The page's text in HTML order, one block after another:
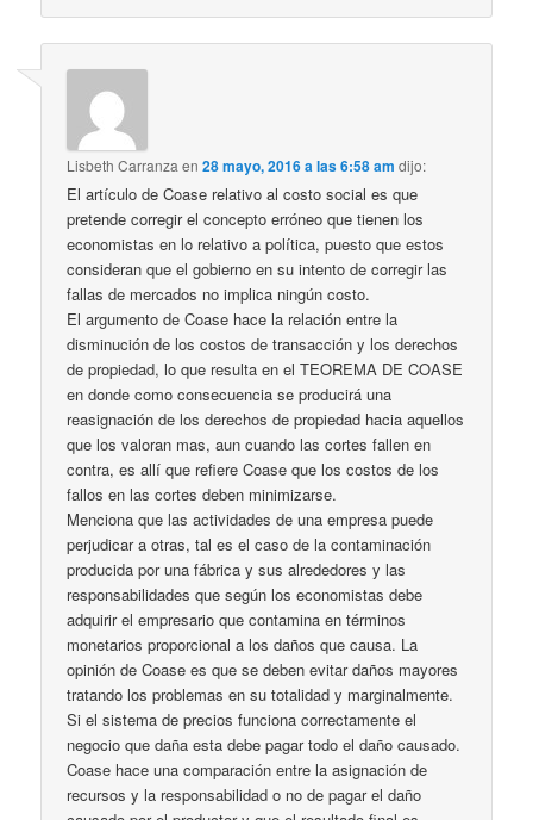
Lisbeth Carranza en28 mayo, 2016 a las 6:58 am dijo:
El artículo de Coase relativo al costo social es que
pretende corregir el concepto erróneo que tienen los
economistas en lo relativo a política, puesto que estos
consideran que el gobierno en su intento de corregir las
fallas de mercados no implica ningún costo.
El argumento de Coase hace la relación entre la
disminución de los costos de transacción y los derechos
de propiedad, lo que resulta en el TEOREMA DE COASE
en donde como consecuencia se producirá una
reasignación de los derechos de propiedad hacia aquellos
que los valoran mas, aun cuando las cortes fallen en
contra, es allí que refiere Coase que los costos de los
fallos en las cortes deben minimizarse.
Menciona que las actividades de una empresa puede
perjudicar a otras, tal es el caso de la contaminación
producida por una fábrica y sus alrededores y las
responsabilidades que según los economistas debe
adquirir el empresario que contamina en términos
monetarios proporcional a los daños que causa. La
opinión de Coase es que se deben evitar daños mayores
tratando los problemas en su totalidad y marginalmente.
Si el sistema de precios funciona correctamente el
negocio que daña esta debe pagar todo el daño causado.
Coase hace una comparación entre la asignación de
recursos y la responsabilidad o no de pagar el daño